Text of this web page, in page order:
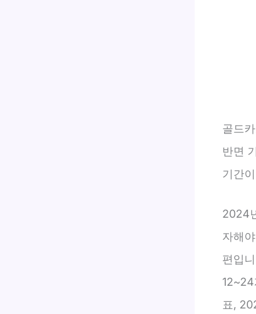
골드
반면
기간
2024
자해
편입
표,